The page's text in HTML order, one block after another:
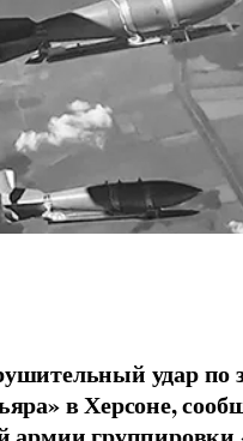
удар по
в Херсоне,